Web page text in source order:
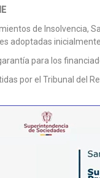
de Insolvencia,
adoptadas
para los
por el Tribunal del